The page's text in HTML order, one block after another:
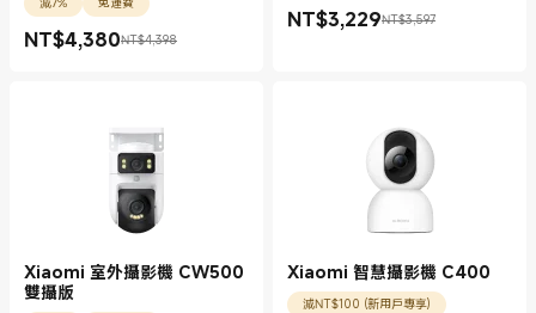
NT$4,380
現價 NT$4380.00NT$4,398
銷售價格 NT$4,398
NT$3,229
現價 NT$3229.00NT$3,597
銷售價格 NT$3,597
Xiaomi 室外攝影機 CW500
雙攝版
Xiaomi 智慧攝影機 C400
減NT$100 (新用戶專享)